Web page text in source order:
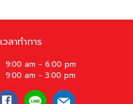
เวลาทำการ
9:00 am - 6:00 pm
9:00 am - 3:00 pm